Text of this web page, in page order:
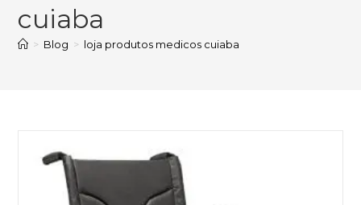
cuiaba
> Blog > loja produtos medicos cuiaba